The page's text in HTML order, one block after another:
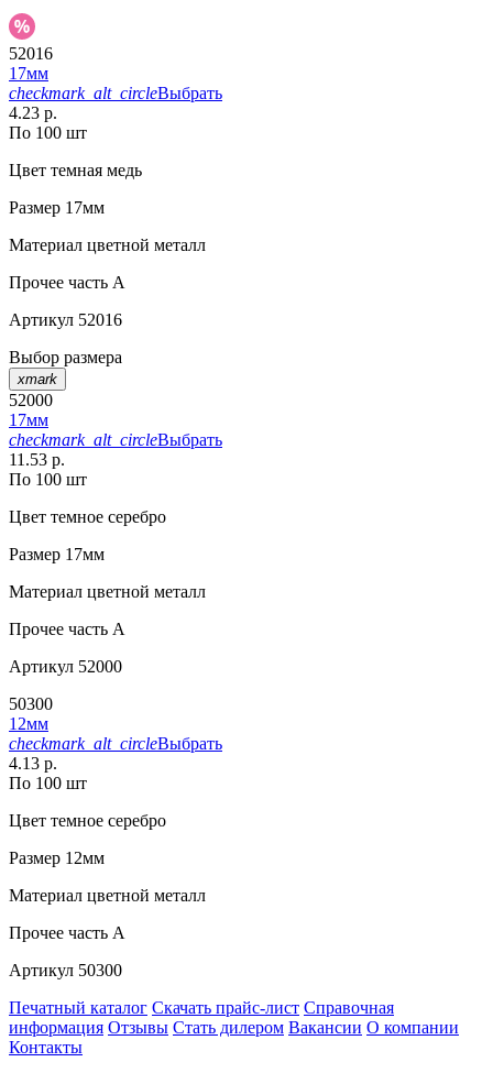
52016
17мм
checkmark_alt_circleВыбрать
4.23 р.
По 100 шт
Цвет темная медь
Размер 17мм
Материал цветной металл
Прочее часть A
Артикул 52016
Выбор размера
xmark
52000
17мм
checkmark_alt_circleВыбрать
11.53 р.
По 100 шт
Цвет темное серебро
Размер 17мм
Материал цветной металл
Прочее часть A
Артикул 52000
50300
12мм
checkmark_alt_circleВыбрать
4.13 р.
По 100 шт
Цвет темное серебро
Размер 12мм
Материал цветной металл
Прочее часть A
Артикул 50300
Печатный каталог Скачать прайс-лист Справочная
информация Отзывы Стать дилером Вакансии О компании
Контакты